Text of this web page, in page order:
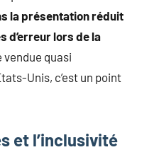
la présentation réduit
d’erreur lors de la
vendue quasi
Unis, c’est un point
et l’inclusivité